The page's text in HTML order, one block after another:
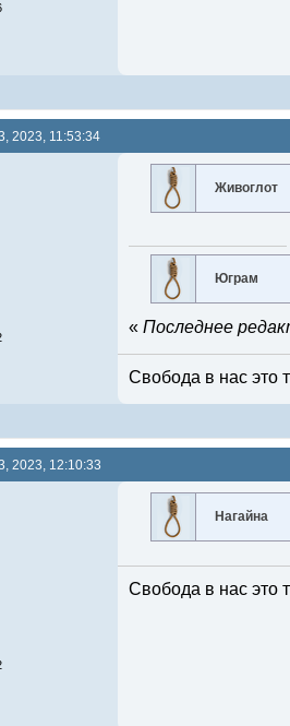
2023, 11:53:34
Живоглот
Юграм
« Последнее
Свобода в нас это
2023, 12:10:33
Нагайна
Свобода в нас это